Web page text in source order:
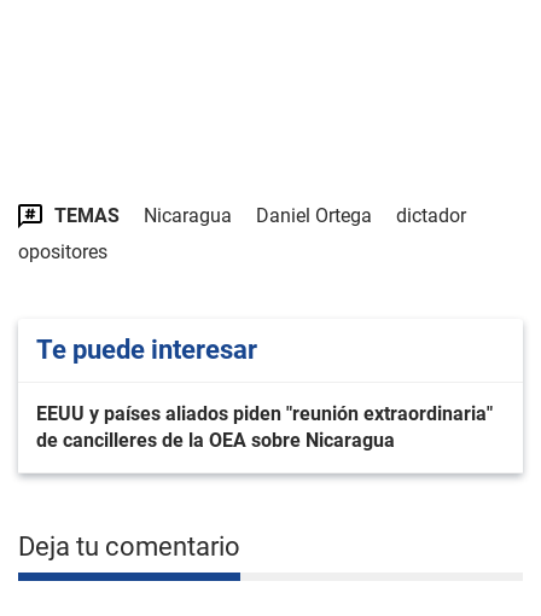
TEMAS Nicaragua Daniel Ortega
dictador
opositores
Te puede interesar
EEUU y países aliados piden "reunión extraordinaria"
de cancilleres de la OEA sobre Nicaragua
Deja tu comentario